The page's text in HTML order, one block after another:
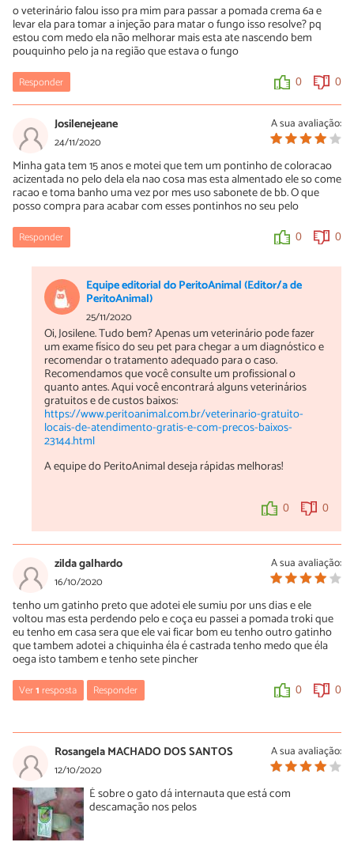
o veterinário falou isso pra mim para passar a pomada crema 6a e
levar ela para tomar a injeção para matar o fungo isso resolve? pq
estou com medo ela não melhorar mais esta ate nascendo bem
pouquinho pelo ja na região que estava o fungo
Responder 0 0
A sua avaliação:
Josilenejeane
24/11/2020
Minha gata tem 15 anos e motei que tem um pontinho de coloracao
acizentada no pelo dela ela nao cosa mas esta almentado ele so come
racao e toma banho uma vez por mes uso sabonete de bb. O que
posso compra para acabar com esses pontinhos no seu pelo
Responder 0 0
Equipe editorial do PeritoAnimal (Editor/a de
PeritoAnimal)
25/11/2020
Oi, Josilene. Tudo bem? Apenas um veterinário pode fazer
um exame físico do seu pet para chegar a um diagnóstico e
recomendar o tratamento adequado para o caso.
Recomendamos que você consulte um profissional o
quanto antes. Aqui você encontrará alguns veterinários
gratuitos e de custos baixos:
https://www.peritoanimal.com.br/veterinario-gratuito-
locais-de-atendimento-gratis-e-com-precos-baixos-
23144.html
A equipe do PeritoAnimal deseja rápidas melhoras!
0 0
A sua avaliação:
zilda galhardo
16/10/2020
tenho um gatinho preto que adotei ele sumiu por uns dias e ele
voltou mas esta perdendo pelo e coça eu passei a pomada troki que
eu tenho em casa sera que ele vai ficar bom eu tenho outro gatinho
que tambem adotei a chiquinha éla é castrada tenho medo que éla
oega isto tambem e tenho sete pincher
Ver1resposta Responder 0 0
26/10/2020
ISSO SERVE PARA TODOS QUE PRATICAM ESSA CLINICAGEM
VIRTUAL..... quando voce sente vontade de comer pão, na grande
maioria das vezes ou sempre, voce deve ir a uma padaria onde
um padeiro ( pessoa que fabrica e/ou vende pães, biscoitos etc )
faz pães... filho doente...pediatra....problema de
energia..eletricista...etc etc etc..... animal domestico ou de vida
A sua avaliação:
Rosangela MACHADO DOS SANTOS
12/10/2020
É sobre o gato dá internauta que está com
descamação nos pelos